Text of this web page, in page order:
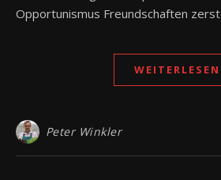
Opportunismus Freundschaften
WEITERLESEN
Peter Winkler